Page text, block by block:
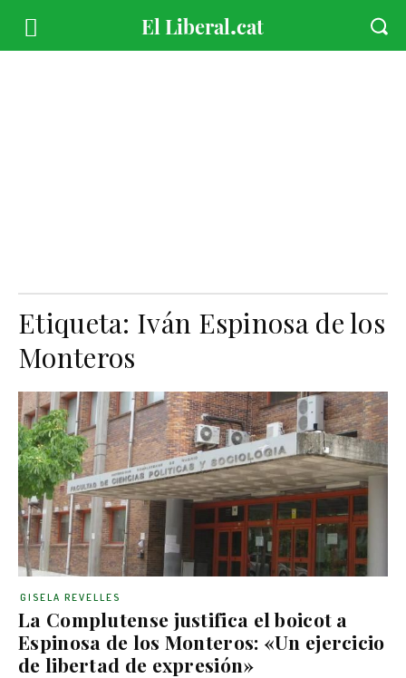
Etiqueta: Iván Espinosa de los
Monteros
La Complutense justifica el boicot a
Espinosa de los Monteros: «Un ejercicio
de libertad de expresión»
GISELA REVELLES